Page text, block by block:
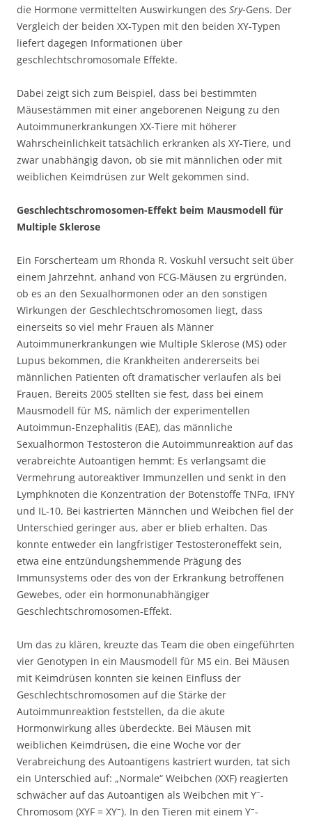
die Hormone vermittelten Auswirkungen des Sry-Gens. Der
Vergleich der beiden XX-Typen mit den beiden XY-Typen
liefert dagegen Informationen über
geschlechtschromosomale Effekte.
Dabei zeigt sich zum Beispiel, dass bei bestimmten
Mäusestämmen mit einer angeborenen Neigung zu den
Autoimmunerkrankungen XX-Tiere mit höherer
Wahrscheinlichkeit tatsächlich erkranken als XY-Tiere, und
zwar unabhängig davon, ob sie mit männlichen oder mit
weiblichen Keimdrüsen zur Welt gekommen sind.
Geschlechtschromosomen-Effekt beim Mausmodell für
Multiple Sklerose
Ein Forscherteam um Rhonda R. Voskuhl versucht seit über
einem Jahrzehnt, anhand von FCG-Mäusen zu ergründen,
ob es an den Sexualhormonen oder an den sonstigen
Wirkungen der Geschlechtschromosomen liegt, dass
einerseits so viel mehr Frauen als Männer
Autoimmunerkrankungen wie Multiple Sklerose (MS) oder
Lupus bekommen, die Krankheiten andererseits bei
männlichen Patienten oft dramatischer verlaufen als bei
Frauen. Bereits 2005 stellten sie fest, dass bei einem
Mausmodell für MS, nämlich der experimentellen
Autoimmun-Enzephalitis (EAE), das männliche
Sexualhormon Testosteron die Autoimmunreaktion auf das
verabreichte Autoantigen hemmt: Es verlangsamt die
Vermehrung autoreaktiver Immunzellen und senkt in den
Lymphknoten die Konzentration der Botenstoffe TNFα, IFNΥ
und IL-10. Bei kastrierten Männchen und Weibchen fiel der
Unterschied geringer aus, aber er blieb erhalten. Das
konnte entweder ein langfristiger Testosteroneffekt sein,
etwa eine entzündungshemmende Prägung des
Immunsystems oder des von der Erkrankung betroffenen
Gewebes, oder ein hormonunabhängiger
Geschlechtschromosomen-Effekt.
Um das zu klären, kreuzte das Team die oben eingeführten
vier Genotypen in ein Mausmodell für MS ein. Bei Mäusen
mit Keimdrüsen konnten sie keinen Einfluss der
Geschlechtschromosomen auf die Stärke der
Autoimmunreaktion feststellen, da die akute
Hormonwirkung alles überdeckte. Bei Mäusen mit
weiblichen Keimdrüsen, die eine Woche vor der
Verabreichung des Autoantigens kastriert wurden, tat sich
ein Unterschied auf: „Normale“ Weibchen (XXF) reagierten
schwächer auf das Autoantigen als Weibchen mit Y–-
Chromosom (XYF = XY–). In den Tieren mit einem Y–-